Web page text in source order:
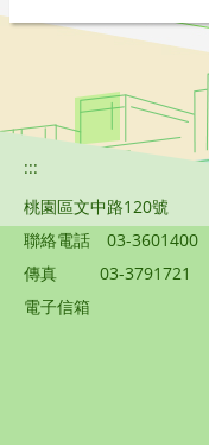
:::
桃園區文中路120號
聯絡電話
03-3601400
傳真
03-3791721
電子信箱